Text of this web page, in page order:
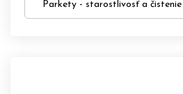
Parkety - starostlivosť a čistenie